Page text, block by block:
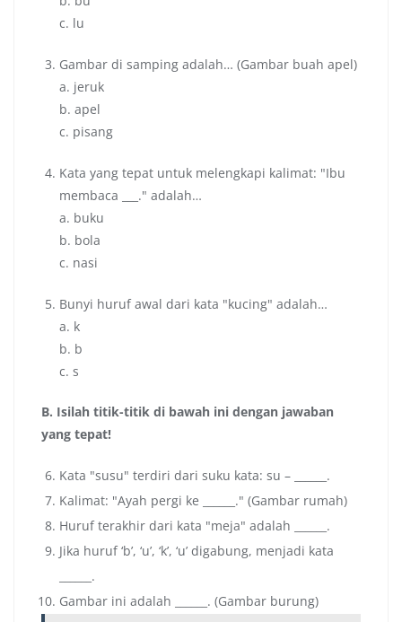
c. lu
Gambar di samping adalah… (Gambar buah apel)
a. jeruk
b. apel
c. pisang
Kata yang tepat untuk melengkapi kalimat: "Ibu
membaca ___." adalah…
a. buku
b. bola
c. nasi
Bunyi huruf awal dari kata "kucing" adalah…
a. k
b. b
c. s
B. Isilah titik-titik di bawah ini dengan jawaban
yang tepat!
Kata "susu" terdiri dari suku kata: su – ______.
Kalimat: "Ayah pergi ke ______." (Gambar rumah)
Huruf terakhir dari kata "meja" adalah ______.
Jika huruf ‘b’, ‘u’, ‘k’, ‘u’ digabung, menjadi kata
______.
Gambar ini adalah ______. (Gambar burung)